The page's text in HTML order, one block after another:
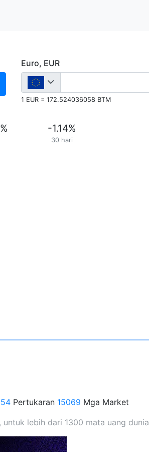
Euro, EUR
1 EUR = 172.524036058 BTM
% -1.14%
30 hari
54 Pertukaran 15069 Mga Market
lebih dari 1300 mata uang